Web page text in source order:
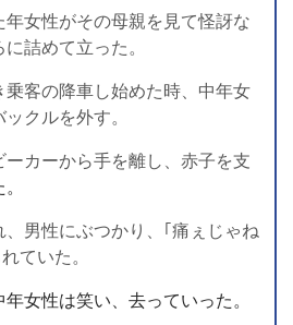
年女性がその母親を見て怪訝な
詰めて立った。
乗客の降車し始めた時、中年女
クルを外す。
ーカーから手を離し、赤子を支
男性にぶつかり、
｢痛ぇじゃね
ていた。
女性は笑い、去っていった。